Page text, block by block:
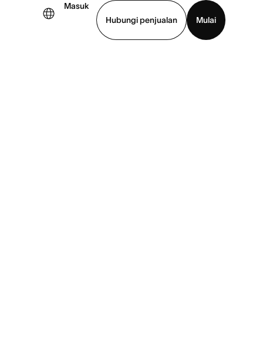
Masuk
Hubungi penjualan
Mulai